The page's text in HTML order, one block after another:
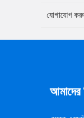
যোগাযোগ
আমাদের